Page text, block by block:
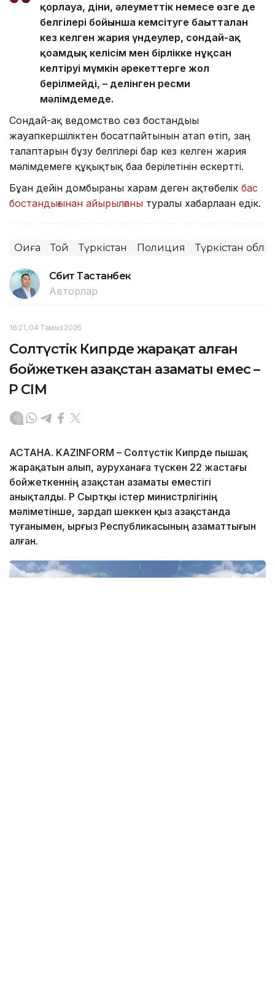
қорлауға, діни, әлеуметтік немесе өзге де
белгілері бойынша кемсітуге бағытталған
кез келген жария үндеулер, сондай-ақ
қоғамдық келісім мен бірлікке нұқсан
келтіруі мүмкін әрекеттерге жол
берілмейді, – делінген ресми
мәлімдемеде.
Сондай-ақ ведомство сөз бостандығы
жауапкершіліктен босатпайтынын атап өтіп, заң
талаптарын бұзу белгілері бар кез келген жария
мәлімдемеге құқықтық баға берілетінін ескертті.
Бұған дейін домбыраны харам деген ақтөбелік бас
бостандығынан айырылғаны туралы хабарлаған едік.
Оқиға Той Түркістан Полиция Түркістан
Сәбит Тастанбек
Авторлар
16:21, 04 Тамыз 2026
Солтүстік Кипрде жарақат алған
бойжеткен Қазақстан азаматы емес –
ҚР СІМ
АСТАНА. KAZINFORM – Солтүстік Кипрде пышақ
жарақатын алып, ауруханаға түскен 22 жастағы
бойжеткеннің Қазақстан азаматы еместігі
анықталды. ҚР Сыртқы істер министрлігінің
мәліметінше, зардап шеккен қыз Қазақстанда
туғанымен, Қырғыз Республикасының азаматтығын
алған.